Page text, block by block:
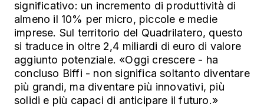
significativo: un incremento di produttività di
almeno il 10% per micro, piccole e medie
imprese. Sul territorio del Quadrilatero, questo
si traduce in oltre 2,4 miliardi di euro di valore
aggiunto potenziale. «Oggi crescere - ha
concluso Biffi - non significa soltanto diventare
più grandi, ma diventare più innovativi, più
solidi e più capaci di anticipare il futuro.»